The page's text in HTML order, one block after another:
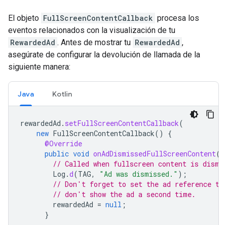
El objeto FullScreenContentCallback procesa los
eventos relacionados con la visualización de tu
RewardedAd . Antes de mostrar tu RewardedAd ,
asegúrate de configurar la devolución de llamada de la
siguiente manera:
Java Kotlin
rewardedAd . setFullScreenContentCallback(
new FullScreenContentCallback()
{
@Override
public void onAdDismissedFullScreenContent()
// Called when fullscreen content is
Log .d(TAG, "Ad was dismissed." );
// Don't forget to set the ad reference to
// don't show the ad a second time.
rewardedAd = null ;
}